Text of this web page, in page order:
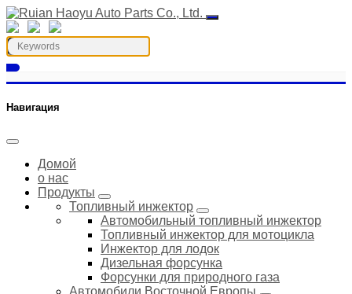
Навигация
Домой
о нас
Продукты
Топливный инжектор
Автомобильный топливный инжектор
Топливный инжектор для мотоцикла
Инжектор для лодок
Дизельная форсунка
Форсунки для природного газа